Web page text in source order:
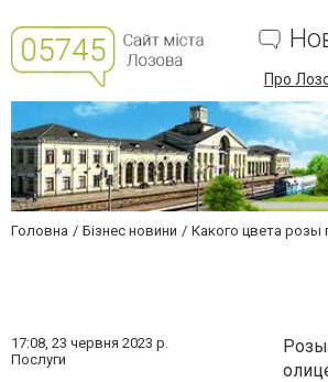
Про
Головна Бізнес новини Какого цвета розы
17:08, 23 червня 2023 р.
Послуги